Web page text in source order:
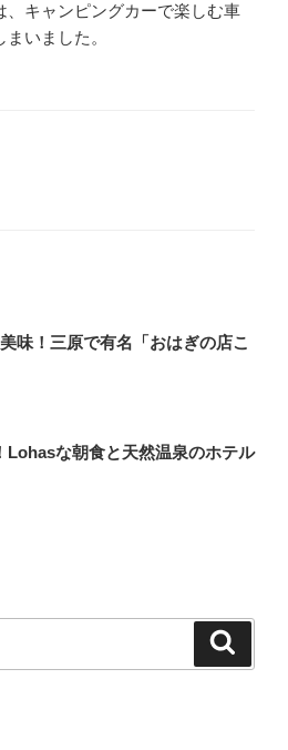
、キャンピングカーで楽しむ車
いました。
味！三原で有名「おはぎの店こ
Lohasな朝食と天然温泉のホテル